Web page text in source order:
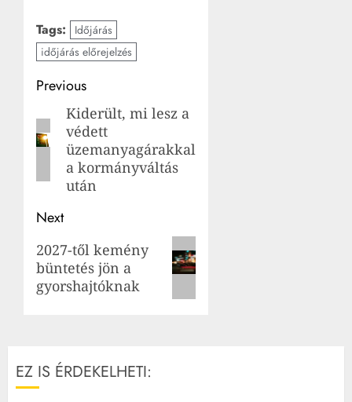
Tags:
Időjárás
időjárás előrejelzés
Post
navigation
Previous
Previous
post:
Kiderült, mi lesz a
védett
üzemanyagárakkal
a kormányváltás
után
Next
Next
post:
2027-től kemény
büntetés jön a
gyorshajtóknak
EZ IS ÉRDEKELHETI: